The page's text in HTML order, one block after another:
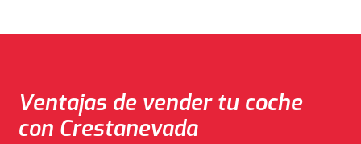
Ventajas de vender tu coche
con Crestanevada